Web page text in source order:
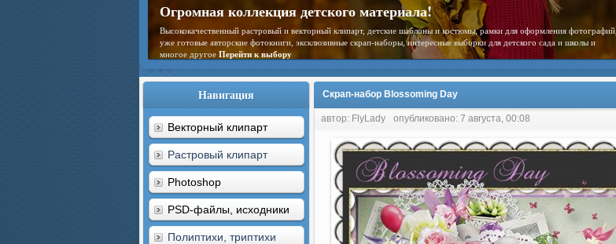
Огромная коллекция детского материала!
Высококачественный растровый и векторный клипарт, детские шаблоны и костюмы, рамки для оформления фотографий,
уже готовые авторские фотокниги, эксклюзивные скрап-наборы, интересные выборки для детского сада и школы и
многое другое Перейти к выбору
Навигация
Векторный клипарт
Растровый клипарт
Photoshop
PSD-файлы, исходники
Полиптихи, триптихи
Скрап-набор Blossoming Day
автор: FlyLady опубликовано: 7 августа, 00:08